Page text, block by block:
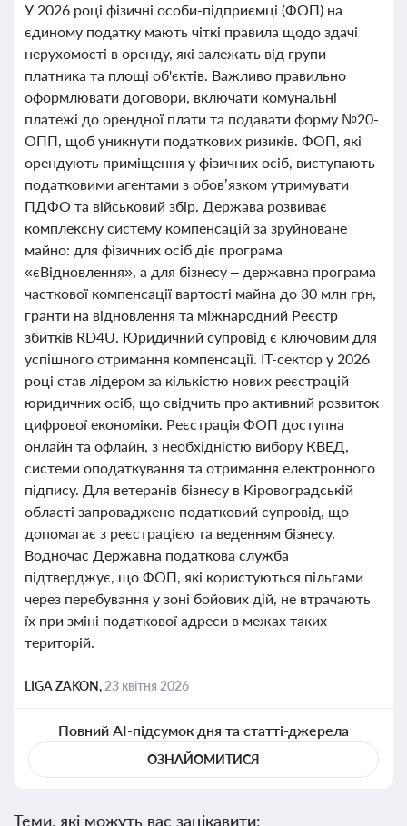
У 2026 році фізичні особи-підприємці (ФОП) на
єдиному податку мають чіткі правила щодо здачі
нерухомості в оренду, які залежать від групи
платника та площі об'єктів. Важливо правильно
оформлювати договори, включати комунальні
платежі до орендної плати та подавати форму №20-
ОПП, щоб уникнути податкових ризиків. ФОП, які
орендують приміщення у фізичних осіб, виступають
податковими агентами з обов’язком утримувати
ПДФО та військовий збір. Держава розвиває
комплексну систему компенсацій за зруйноване
майно: для фізичних осіб діє програма
«єВідновлення», а для бізнесу – державна програма
часткової компенсації вартості майна до 30 млн грн,
гранти на відновлення та міжнародний Реєстр
збитків RD4U. Юридичний супровід є ключовим для
успішного отримання компенсації. ІТ-сектор у 2026
році став лідером за кількістю нових реєстрацій
юридичних осіб, що свідчить про активний розвиток
цифрової економіки. Реєстрація ФОП доступна
онлайн та офлайн, з необхідністю вибору КВЕД,
системи оподаткування та отримання електронного
підпису. Для ветеранів бізнесу в Кіровоградській
області запроваджено податковий супровід, що
допомагає з реєстрацією та веденням бізнесу.
Водночас Державна податкова служба
підтверджує, що ФОП, які користуються пільгами
через перебування у зоні бойових дій, не втрачають
їх при зміні податкової адреси в межах таких
територій.
LIGA ZAKON, 23 квітня 2026
Повний AI-підсумок дня та статті-джерела
ОЗНАЙОМИТИСЯ
Теми, які можуть вас зацікавити: